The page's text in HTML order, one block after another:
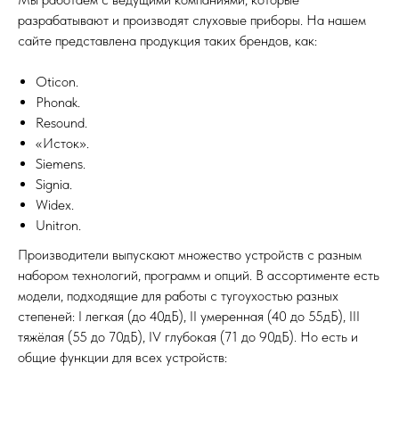
разрабатывают и производят слуховые приборы. На нашем
сайте представлена продукция таких брендов, как:
Oticon.
Phonak.
Resound.
«Исток».
Siemens.
Signia.
Widex.
Unitron.
Производители выпускают множество устройств с разным
набором технологий, программ и опций. В ассортименте есть
модели, подходящие для работы с тугоухостью разных
степеней: I легкая (до 40дБ), II умеренная (40 до 55дБ), III
тяжёлая (55 до 70дБ), IV глубокая (71 до 90дБ). Но есть и
общие функции для всех устройств: